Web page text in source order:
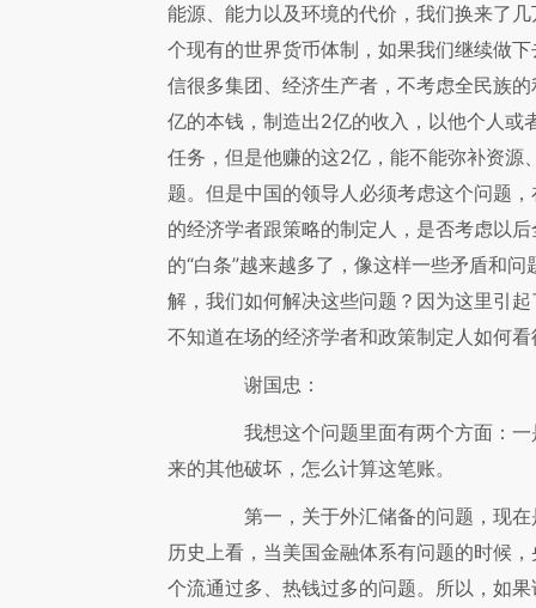
能源、能力以及环境的代价，我们换来了
个现有的世界货币体制，如果我们继续做
信很多集团、经济生产者，不考虑全民族
亿的本钱，制造出2亿的收入，以他个人或
任务，但是他赚的这2亿，能不能弥补资源
题。但是中国的领导人必须考虑这个问题
的经济学者跟策略的制定人，是否考虑以
的“白条”越来越多了，像这样一些矛盾和
解，我们如何解决这些问题？因为这里引
不知道在场的经济学者和政策制定人如何
谢国忠：
我想这个问题里面有两个方面：一
来的其他破坏，怎么计算这笔账。
第一，关于外汇储备的问题，现在
历史上看，当美国金融体系有问题的时候
个流通过多、热钱过多的问题。所以，如